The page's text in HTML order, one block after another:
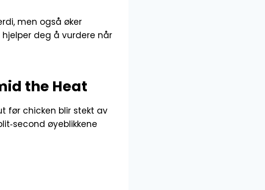
men også øker
deg å vurdere når
the Heat
før chicken blir stekt av
øyeblikkene